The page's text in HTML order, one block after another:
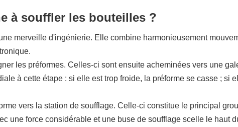
à souffler les bouteilles ?
merveille d'ingénierie. Elle combine harmonieusement
les préformes. Celles-ci sont ensuite acheminées vers une
à cette étape : si elle est trop froide, la préforme se casse ; si
vers la station de soufflage. Celle-ci constitue le principal
une force considérable et une buse de soufflage scelle le haut